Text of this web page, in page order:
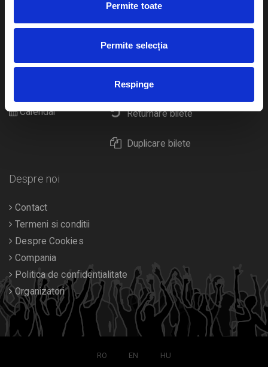
Permite toate
Permite selecția
Respinge
Plata online sau cash
eBilet printat acasa
Livrare prin curier
Returnare bilete
Duplicare bilete
festivaluri
Cultura
Calendar
Despre noi
Contact
Termeni si conditii
Despre Cookies
Compania
Politica de confidentialitate
Organizatori
RO EN HU